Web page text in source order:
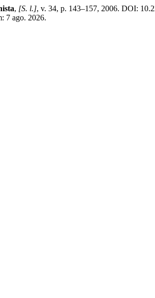
, [S. l.], v. 34, p. 143–157, 2006. DOI:
7 ago. 2026.